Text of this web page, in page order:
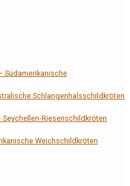
Südamerikanische
Schlangenhalsschildkröten
Riesenschildkröten
Weichschildkröten